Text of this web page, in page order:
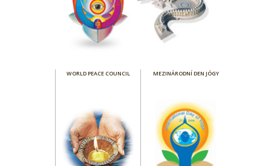
WORLD PEACE COUNCIL MEZINÁRODNÍ DEN JÓGY